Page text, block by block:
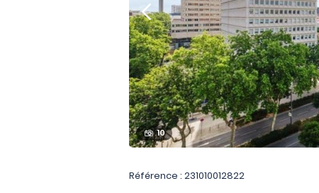
10
Référence : 231010012822